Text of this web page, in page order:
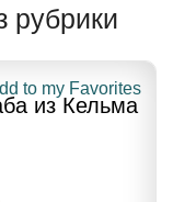
рубрики
из Кельма
to my Favorites